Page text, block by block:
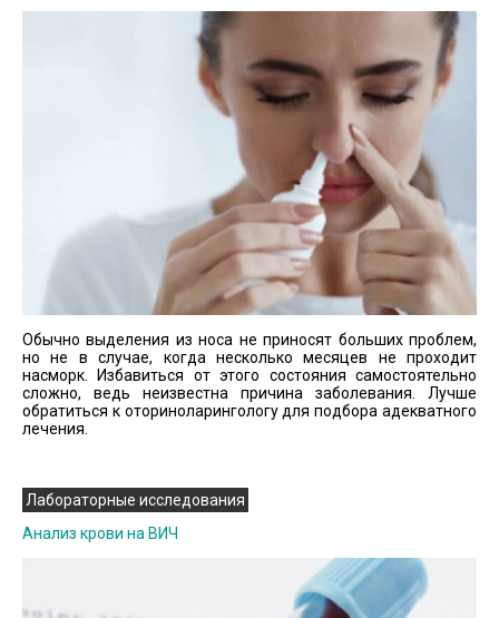
Обычно выделения из носа не приносят больших проблем,
но не в случае, когда несколько месяцев не проходит
насморк. Избавиться от этого состояния самостоятельно
сложно, ведь неизвестна причина заболевания. Лучше
обратиться к оториноларингологу для подбора адекватного
лечения.
Лабораторные исследования
Анализ крови на ВИЧ